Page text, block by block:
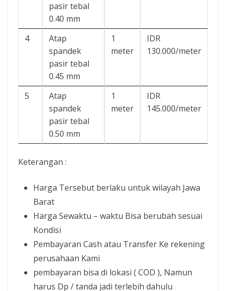
pasir tebal
0.40 mm
4
Atap
spandek
pasir tebal
0.45 mm
1
meter
IDR
130.000/meter
5
Atap
spandek
pasir tebal
0.50 mm
1
meter
IDR
145.000/meter
Keterangan :
Harga Tersebut berlaku untuk wilayah Jawa
Barat
Harga Sewaktu – waktu Bisa berubah sesuai
Kondisi
Pembayaran Cash atau Transfer Ke rekening
perusahaan Kami
pembayaran bisa di lokasi ( COD ), Namun
harus Dp / tanda jadi terlebih dahulu